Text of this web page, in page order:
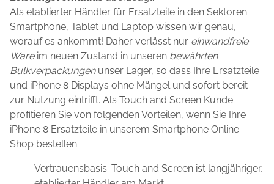
Als etablierter Händler für Ersatzteile in den Sektoren
Smartphone, Tablet und Laptop wissen wir genau,
worauf es ankommt! Daher verlässt nur einwandfreie
Wareim neuen Zustand in unseren bewährten
Bulkverpackungenunser Lager, so dass Ihre Ersatzteile
und iPhone 8 Displays ohne Mängel und sofort bereit
zur Nutzung eintrifft. Als Touch and Screen Kunde
profitieren Sie von folgenden Vorteilen, wenn Sie Ihre
iPhone 8 Ersatzteile in unserem Smartphone Online
Shop bestellen:
Vertrauensbasis: Touch and Screen ist langjähriger,